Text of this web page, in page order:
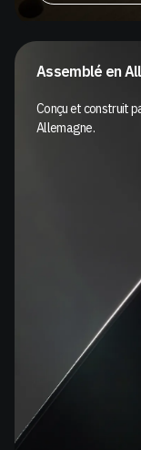
Assemblé en
Conçu et construit
Allemagne.